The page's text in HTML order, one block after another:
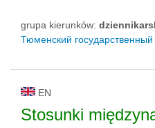
grupa kierunków:
Тюменский государственный
EN
Stosunki